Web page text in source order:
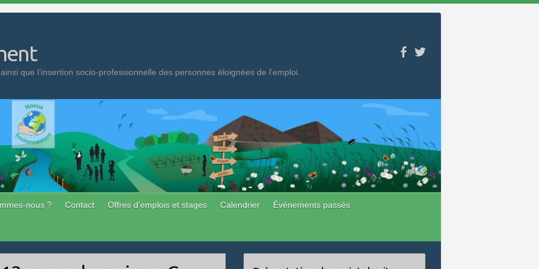
que l’insertion socio-professionnelle des personnes éloignées de l’emploi.
nous ? Contact Offres d’emplois et stages Calendrier Événements passés